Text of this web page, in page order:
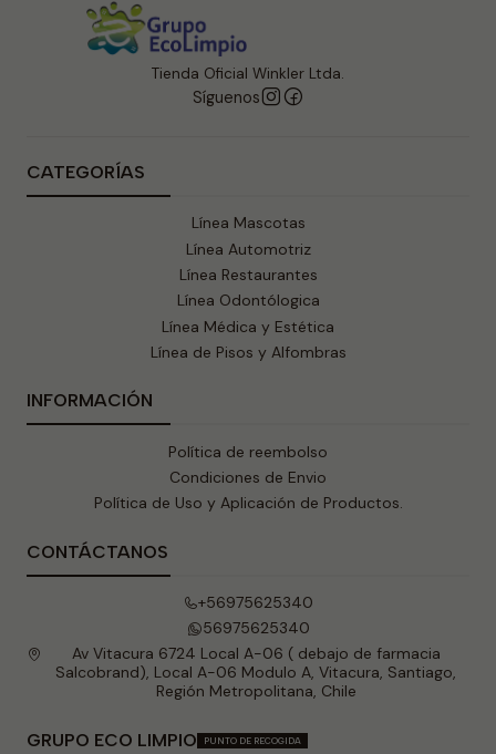
Tienda Oficial Winkler Ltda.
Síguenos
CATEGORÍAS
Línea Mascotas
Línea Automotriz
Línea Restaurantes
Línea Odontólogica
Línea Médica y Estética
Línea de Pisos y Alfombras
INFORMACIÓN
Política de reembolso
Condiciones de Envio
Política de Uso y Aplicación de Productos.
CONTÁCTANOS
+56975625340
56975625340
Av Vitacura 6724 Local A-06 ( debajo de farmacia
Salcobrand), Local A-06 Modulo A, Vitacura, Santiago,
Región Metropolitana, Chile
GRUPO ECO LIMPIO PUNTO DE RECOGIDA